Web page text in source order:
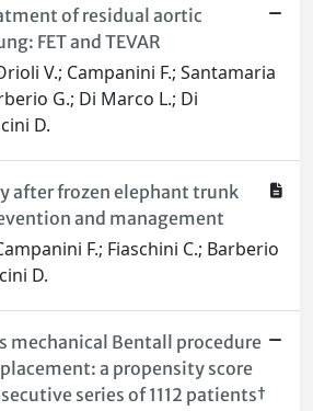
of residual aortic
FET and TEVAR
V.; Campanini F.; Santamaria
G.; Di Marco L.; Di
D.
after frozen elephant trunk
and management
F.; Fiaschini C.; Barberio
D.
mechanical Bentall procedure
a propensity score
series of 1112 patients†